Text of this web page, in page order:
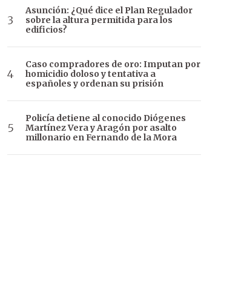
Asunción: ¿Qué dice el Plan Regulador
sobre la altura permitida para los
edificios?
Caso compradores de oro: Imputan por
homicidio doloso y tentativa a
españoles y ordenan su prisión
Policía detiene al conocido Diógenes
Martínez Vera y Aragón por asalto
millonario en Fernando de la Mora